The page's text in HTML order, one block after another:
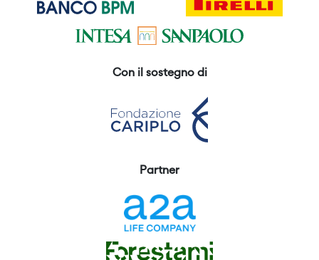
Con il sostegno di
Partner